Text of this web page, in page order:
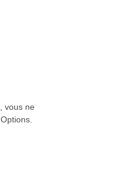
vous ne